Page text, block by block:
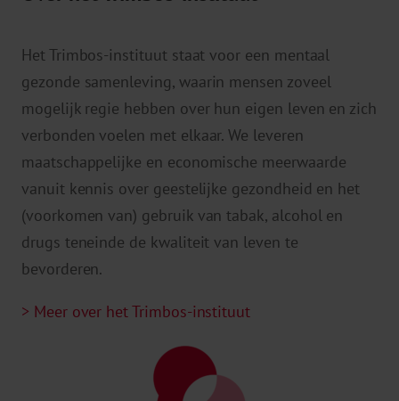
Het Trimbos-instituut staat voor een mentaal
gezonde samenleving, waarin mensen zoveel
mogelijk regie hebben over hun eigen leven en zich
verbonden voelen met elkaar. We leveren
maatschappelijke en economische meerwaarde
vanuit kennis over geestelijke gezondheid en het
(voorkomen van) gebruik van tabak, alcohol en
drugs teneinde de kwaliteit van leven te
bevorderen.
> Meer over het Trimbos-instituut